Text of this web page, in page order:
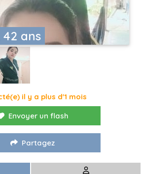
ans
il y a plus d'1 mois
Envoyer un flash
Partagez